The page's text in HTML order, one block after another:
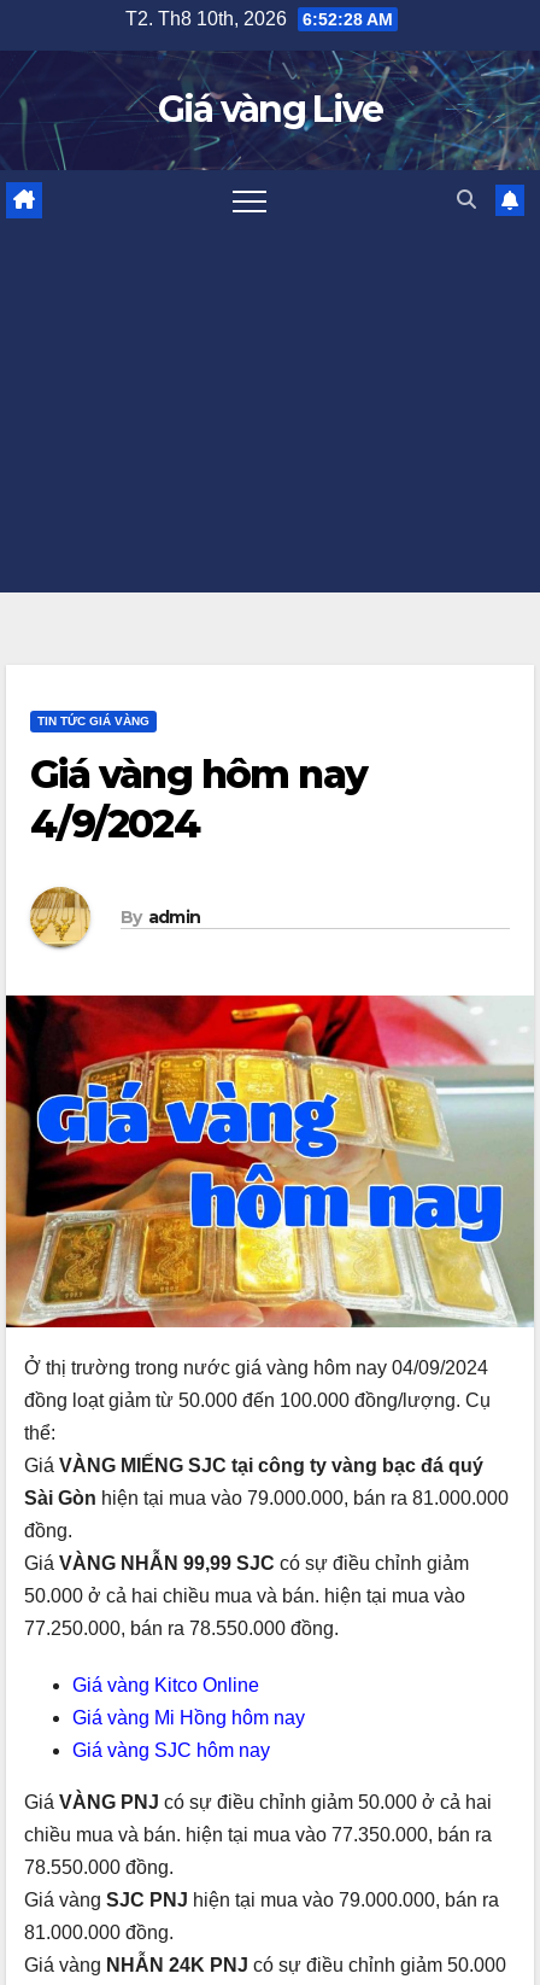
content
T2. Th8 10th, 2026 6:52:29 AM
Giá vàng Live
TIN TỨC GIÁ VÀNG
Giá vàng hôm nay
4/9/2024
By admin
Ở thị trường trong nước giá vàng hôm nay 04/09/2024
đồng loạt giảm từ 50.000 đến 100.000 đồng/lượng. Cụ
thể:
Giá VÀNG MIẾNG SJC tại công ty vàng bạc đá quý
Sài Gòn hiện tại mua vào 79.000.000, bán ra 81.000.000
đồng.
Giá VÀNG NHẪN 99,99 SJC có sự điều chỉnh giảm
50.000 ở cả hai chiều mua và bán. hiện tại mua vào
77.250.000, bán ra 78.550.000 đồng.
Giá vàng Kitco Online
Giá vàng Mi Hồng hôm nay
Giá vàng SJC hôm nay
Giá VÀNG PNJ có sự điều chỉnh giảm 50.000 ở cả hai
chiều mua và bán. hiện tại mua vào 77.350.000, bán ra
78.550.000 đồng.
Giá vàng SJC PNJ hiện tại mua vào 79.000.000, bán ra
81.000.000 đồng.
Giá vàng NHẪN 24K PNJ có sự điều chỉnh giảm 50.000